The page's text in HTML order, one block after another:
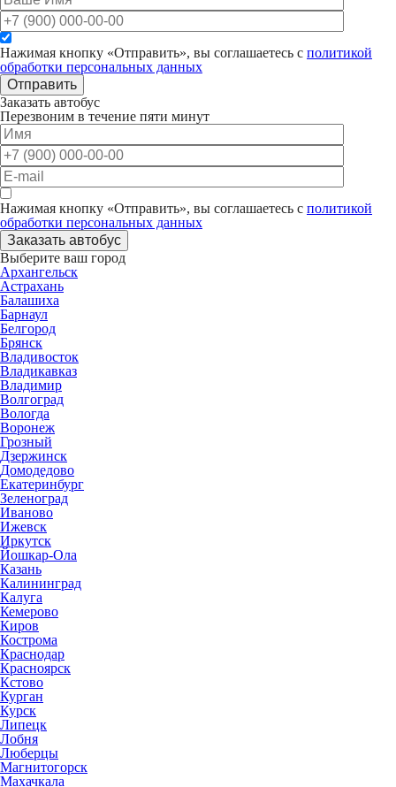
Нажимая кнопку «Отправить», вы соглашаетесь с политикой
обработки персональных данных
Отправить
Заказать автобус
Перезвоним в течение пяти минут
Нажимая кнопку «Отправить», вы соглашаетесь с политикой
обработки персональных данных
Заказать автобус
Выберите ваш город
Архангельск
Астрахань
Балашиха
Барнаул
Белгород
Брянск
Владивосток
Владикавказ
Владимир
Волгоград
Вологда
Воронеж
Грозный
Дзержинск
Домодедово
Екатеринбург
Зеленоград
Иваново
Ижевск
Иркутск
Йошкар-Ола
Казань
Калининград
Калуга
Кемерово
Киров
Кострома
Краснодар
Красноярск
Кстово
Курган
Курск
Липецк
Лобня
Люберцы
Магнитогорск
Махачкала